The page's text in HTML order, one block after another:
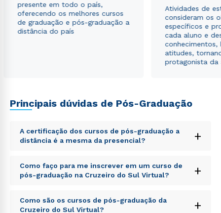
presente em todo o país,
oferecendo os melhores cursos
de graduação e pós-graduação a
distância do país
Atividades de
consideram os
específicos e
cada aluno e
conhecimentos,
atitudes,
protagonista da
Principais dúvidas de Pós-Graduação
A certificação dos cursos de pós-graduação a
distância é a mesma da presencial?
+
Sed ut perspiciatis unde omnis iste natus error sit
voluptatem accusantium doloremque laudantium,
totam rem aperiam, eaque ipsa quae ab illo inventore
explicabo. Nemo enim ipsam voluptatem quia
voluptas sit aspernatur aut odit aut fugit, sed quia
Como faço para me inscrever em um curso de
pós-graduação na Cruzeiro do Sul Virtual?
+
Sed ut perspiciatis unde omnis iste natus error sit
voluptatem accusantium doloremque laudantium,
Como são os cursos de pós-graduação da
Cruzeiro do Sul Virtual?
+
ou
Estou de acordo com aPolítica de Privacidade.